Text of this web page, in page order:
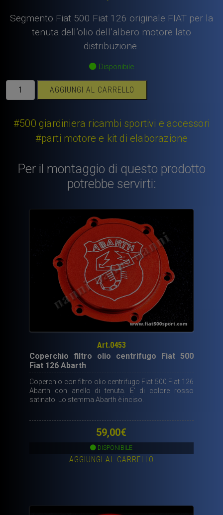
Segmento Fiat 500 Fiat 126 originale FIAT per la
tenuta dell’olio dell’albero motore lato
distribuzione.
Disponibile
Segmento
Fiat
Fiat
albero
AGGIUNGI AL CARRELLO
#500 giardiniera ricambi sportivi e accessori
#parti motore e kit di elaborazione
Per il montaggio di questo prodotto
potrebbe servirti:
Art.0453
Coperchio filtro olio centrifugo Fiat 500
Fiat 126 Abarth
Coperchio con filtro olio centrifugo Fiat 500 Fiat 126
Abarth con anello di tenuta. E’ di colore rosso
satinato. Lo stemma Abarth è inciso.
59,00€
DISPONIBILE
AGGIUNGI AL CARRELLO